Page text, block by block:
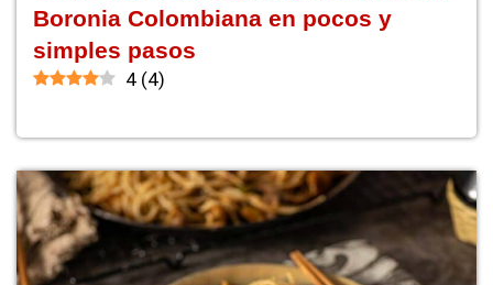
Boronia Colombiana en pocos y
simples pasos
4 (4)